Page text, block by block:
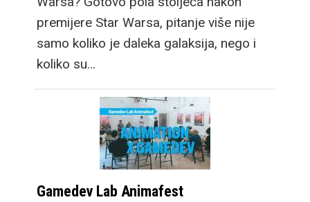
premijere Star Warsa, pitanje više nije
samo koliko je daleka galaksija, nego i
koliko su…
Gamedev Lab Animafest